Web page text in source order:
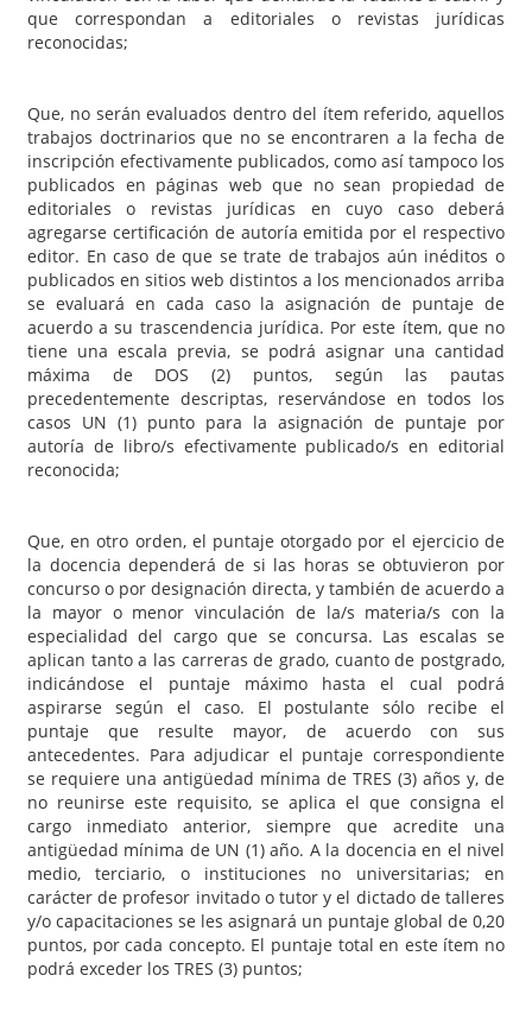
que correspondan a editoriales o revistas jurídicas
reconocidas;
Que, no serán evaluados dentro del ítem referido, aquellos
trabajos doctrinarios que no se encontraren a la fecha de
inscripción efectivamente publicados, como así tampoco los
publicados en páginas web que no sean propiedad de
editoriales o revistas jurídicas en cuyo caso deberá
agregarse certificación de autoría emitida por el respectivo
editor. En caso de que se trate de trabajos aún inéditos o
publicados en sitios web distintos a los mencionados arriba
se evaluará en cada caso la asignación de puntaje de
acuerdo a su trascendencia jurídica. Por este ítem, que no
tiene una escala previa, se podrá asignar una cantidad
máxima de DOS (2) puntos, según las pautas
precedentemente descriptas, reservándose en todos los
casos UN (1) punto para la asignación de puntaje por
autoría de libro/s efectivamente publicado/s en editorial
reconocida;
Que, en otro orden, el puntaje otorgado por el ejercicio de
la docencia dependerá de si las horas se obtuvieron por
concurso o por designación directa, y también de acuerdo a
la mayor o menor vinculación de la/s materia/s con la
especialidad del cargo que se concursa. Las escalas se
aplican tanto a las carreras de grado, cuanto de postgrado,
indicándose el puntaje máximo hasta el cual podrá
aspirarse según el caso. El postulante sólo recibe el
puntaje que resulte mayor, de acuerdo con sus
antecedentes. Para adjudicar el puntaje correspondiente
se requiere una antigüedad mínima de TRES (3) años y, de
no reunirse este requisito, se aplica el que consigna el
cargo inmediato anterior, siempre que acredite una
antigüedad mínima de UN (1) año. A la docencia en el nivel
medio, terciario, o instituciones no universitarias; en
carácter de profesor invitado o tutor y el dictado de talleres
y/o capacitaciones se les asignará un puntaje global de 0,20
puntos, por cada concepto. El puntaje total en este ítem no
podrá exceder los TRES (3) puntos;